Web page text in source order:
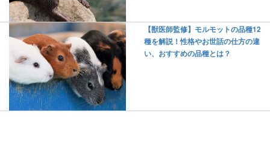
【獣医師監修】モルモットの品種12
種を解説！性格やお世話の仕方の違
い、おすすめの品種とは？